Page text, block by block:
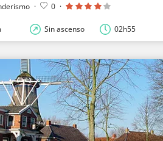
· 0 ·
Sin ascenso 02h55